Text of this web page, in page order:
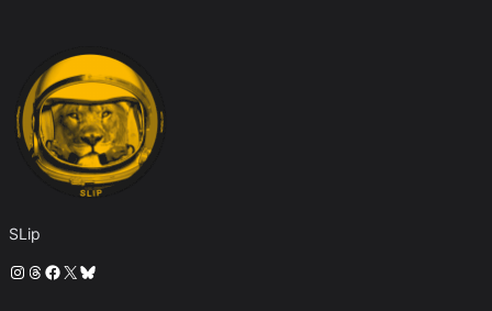
SLip
Instagram
Threads
Facebook
X Bluesky